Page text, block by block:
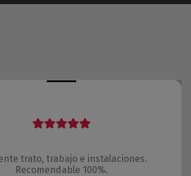
trato, trabajo e instalaciones.
Recomendable 100%.